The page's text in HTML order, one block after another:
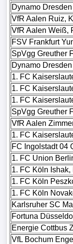
Dynamo
VfR Aalen Ruiz,
VfR Aalen Weiß,
FSV Frankfurt
SpVgg Greuther
Dynamo
1. FC
1. FC
1. FC
SpVgg Greuther
VfR Aalen
1. FC
FC Ingolstadt 04
1. FC Union
1. FC Köln
1. FC Köln
1. FC Köln
Karlsruher SC
Fortuna
Energie Cottbus
VfL Bochum